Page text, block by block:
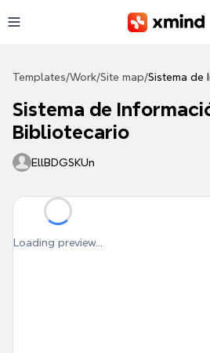
Templates/Work/Site map/Sistema de
Sistema de
Bibliotecario
EllBDGSKUn
Loading preview...